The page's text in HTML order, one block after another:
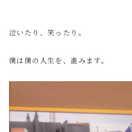
泣いたり、笑ったり。
僕は僕の人生を、進みます。